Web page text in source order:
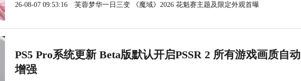
26-08-07 09:53:16 芙蓉梦华一日三变 《魔域》2026 花魁赛主题及限定外观首曝
PS5 Pro系统更新 Beta版默认开启PSSR 2 所有游戏画质自动
增强